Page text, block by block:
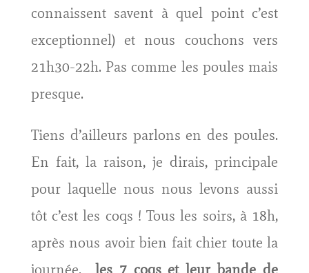
connaissent savent à quel point c’est
exceptionnel) et nous couchons vers
21h30-22h. Pas comme les poules mais
presque.
Tiens d’ailleurs parlons en des poules.
En fait, la raison, je dirais, principale
pour laquelle nous nous levons aussi
tôt c’est les coqs ! Tous les soirs, à 18h,
après nous avoir bien fait chier toute la